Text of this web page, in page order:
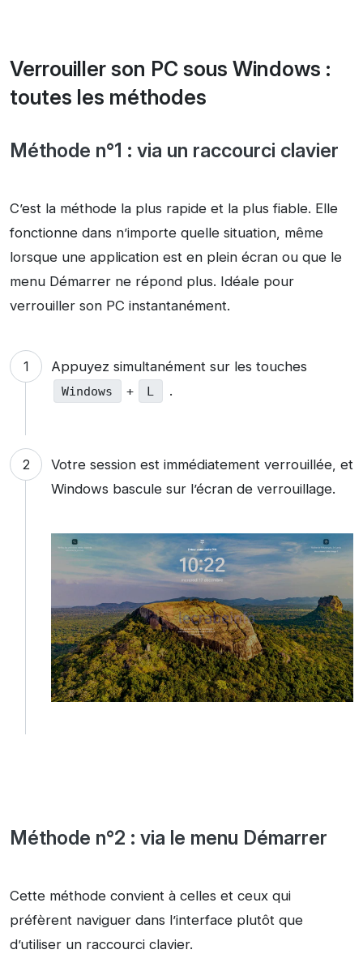
Verrouiller son PC sous Windows :
toutes les méthodes
Méthode n°1 : via un raccourci clavier
C’est la méthode la plus rapide et la plus fiable. Elle
fonctionne dans n’importe quelle situation, même
lorsque une application est en plein écran ou que le
menu Démarrer ne répond plus. Idéale pour
verrouiller son PC instantanément.
Appuyez simultanément sur les touches
Windows + L .
Votre session est immédiatement verrouillée, et
Windows bascule sur l’écran de verrouillage.
Méthode n°2 : via le menu Démarrer
Cette méthode convient à celles et ceux qui
préfèrent naviguer dans l’interface plutôt que
d’utiliser un raccourci clavier.